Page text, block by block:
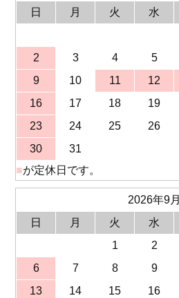
日
月 火 水
2
3 4 5
9
10 11 12
16
17 18 19
23
24 25 26
30
31
■が定休日です。
2026年9月
日
月 火 水
1
2
6
7 8 9
13
14 15 16